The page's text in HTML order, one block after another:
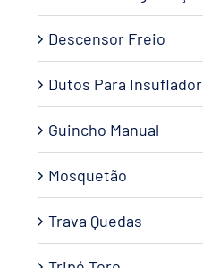
Descensor Freio
Dutos Para Insuflador
Guincho Manual
Mosquetão
Trava Quedas